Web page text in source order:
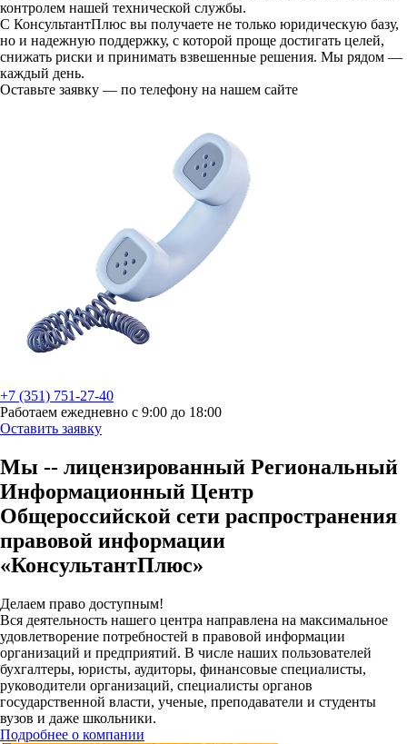
контролем нашей технической службы.
С КонсультантПлюс вы получаете не только юридическую базу,
но и надежную поддержку, с которой проще достигать целей,
снижать риски и принимать взвешенные решения. Мы рядом —
каждый день.
Оставьте заявку — по телефону на нашем сайте
+7 (351) 751-27-40
Работаем ежедневно с 9:00 до 18:00
Оставить заявку
Мы -- лицензированный Региональный
Информационный Центр
Общероссийской сети распространения
правовой информации
«КонсультантПлюс»
Делаем право доступным!
Вся деятельность нашего центра направлена на максимальное
удовлетворение потребностей в правовой информации
организаций и предприятий. В числе наших пользователей
бухгалтеры, юристы, аудиторы, финансовые специалисты,
руководители организаций, специалисты органов
государственной власти, ученые, преподаватели и студенты
вузов и даже школьники.
Подробнее о компании